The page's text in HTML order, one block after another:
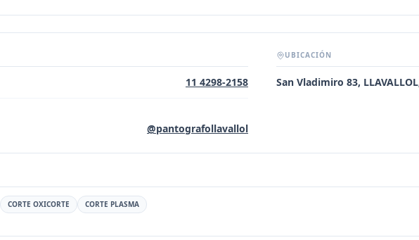
11 4298-2158
@pantografollavallol
UBICACIÓN
San Vladimiro 83,
CORTE OXICORTE CORTE PLASMA